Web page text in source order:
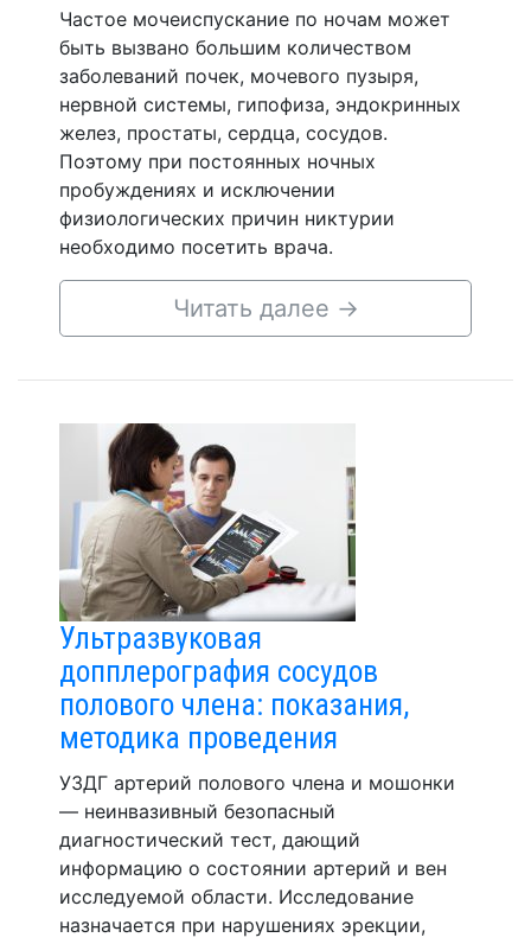
Частое мочеиспускание по ночам может
быть вызвано большим количеством
заболеваний почек, мочевого пузыря,
нервной системы, гипофиза, эндокринных
желез, простаты, сердца, сосудов.
Поэтому при постоянных ночных
пробуждениях и исключении
физиологических причин никтурии
необходимо посетить врача.
Читать далее →
Ультразвуковая
допплерография сосудов
полового члена: показания,
методика проведения
УЗДГ артерий полового члена и мошонки
— неинвазивный безопасный
диагностический тест, дающий
информацию о состоянии артерий и вен
исследуемой области. Исследование
назначается при нарушениях эрекции,